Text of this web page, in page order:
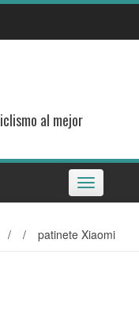
al mejor
Toggle
navigation
/ / patinete Xiaomi